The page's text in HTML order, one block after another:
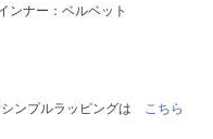
ンナー：ベルベット
ンプルラッピングは こちら